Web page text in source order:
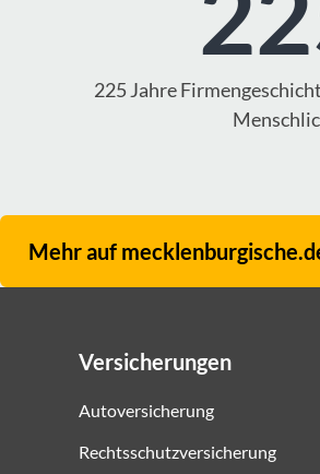
225 Jahre
Mehr auf
Versicherungen
Autoversicherung
Rechtsschutzversicherung